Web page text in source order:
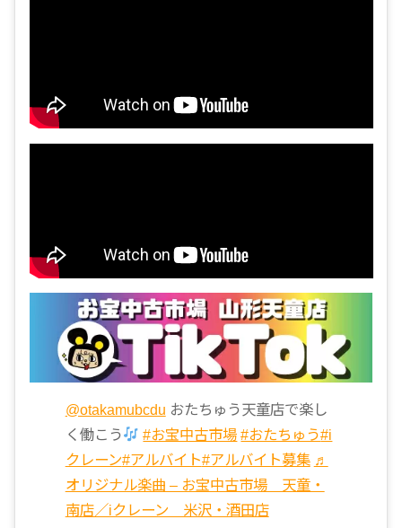
@otakamubcdu おたちゅう天童店で楽し
く働こう
#お宝中古市場 #おたちゅう#i
クレーン#アルバイト#アルバイト募集 ♬
オリジナル楽曲 – お宝中古市場 天童・
南店／iクレーン 米沢・酒田店